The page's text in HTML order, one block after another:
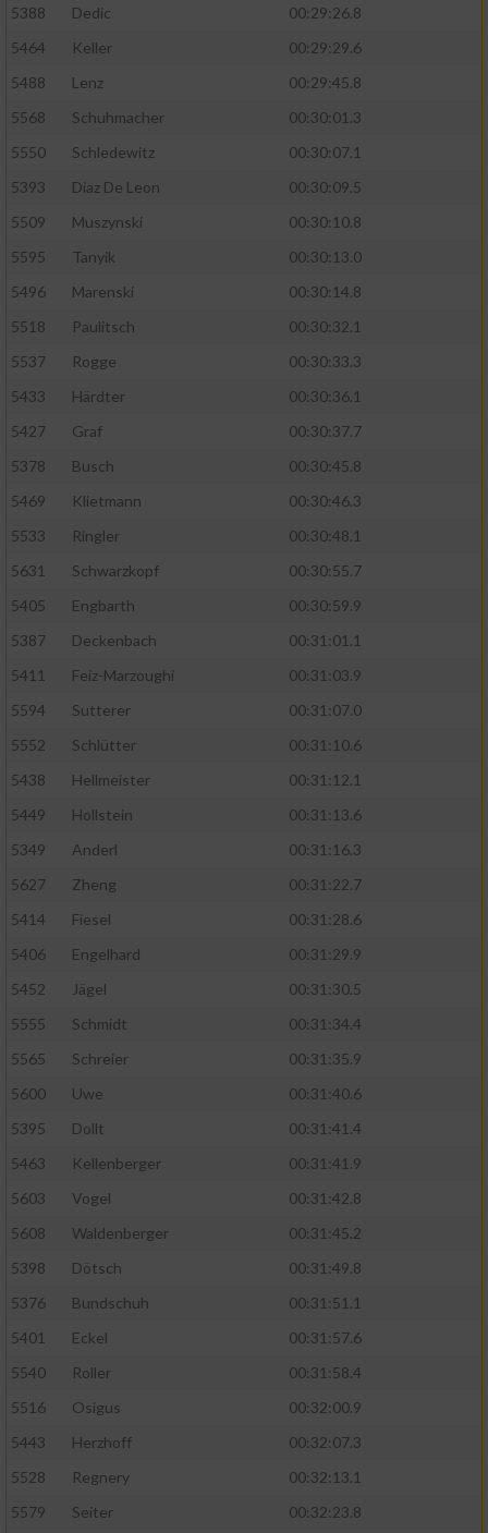
5388 Dedic
00:29:26.8
5464
Keller
00:29:29.6
5488
Lenz
00:29:45.8
5568
Schuhmacher
00:30:01.3
5550
Schledewitz
00:30:07.1
5393
Diaz De Leon
00:30:09.5
5509
Muszynski
00:30:10.8
5595
Tanyik
00:30:13.0
5496
Marenski
00:30:14.8
5518
Paulitsch
00:30:32.1
5537
Rogge
00:30:33.3
5433
Härdter
00:30:36.1
5427
Graf
00:30:37.7
5378
Busch
00:30:45.8
5469
Klietmann
00:30:46.3
5533
Ringler
00:30:48.1
5631
Schwarzkopf
00:30:55.7
5405
Engbarth
00:30:59.9
5387
Deckenbach
00:31:01.1
5411
Feiz-Marzoughi
00:31:03.9
5594
Sutterer
00:31:07.0
5552
Schlütter
00:31:10.6
5438
Hellmeister
00:31:12.1
5449
Hollstein
00:31:13.6
5349
Anderl
00:31:16.3
5627
Zheng
00:31:22.7
5414
Fiesel
00:31:28.6
5406
Engelhard
00:31:29.9
5452
Jägel
00:31:30.5
5555
Schmidt
00:31:34.4
5565
Schreier
00:31:35.9
5600
Uwe
00:31:40.6
5395
Dollt
00:31:41.4
5463
Kellenberger
00:31:41.9
5603
Vogel
00:31:42.8
5608
Waldenberger
00:31:45.2
5398
Dötsch
00:31:49.8
5376
Bundschuh
00:31:51.1
5401
Eckel
00:31:57.6
5540
Roller
00:31:58.4
5516
Osigus
00:32:00.9
5443
Herzhoff
00:32:07.3
5528
Regnery
00:32:13.1
5579
Seiter
00:32:23.8